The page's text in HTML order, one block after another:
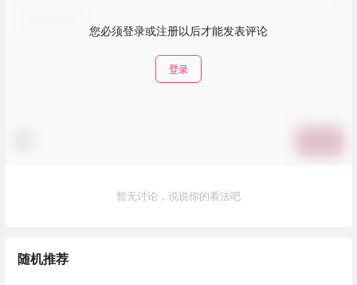
您必须登录或注册以后才能发表评论
登录
暂无讨论，说说你的看法吧
随机推荐